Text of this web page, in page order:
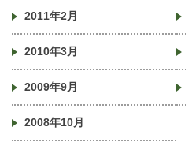
2011年2月
2010年3月
2009年9月
2008年10月